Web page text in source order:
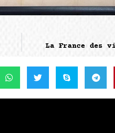
La France des